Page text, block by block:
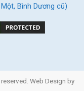
cho bạn cảm giác
những thương hiệu
Một, Bình Dương cũ)
Web Design by